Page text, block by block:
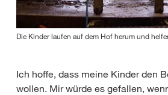
Die Kinder laufen auf dem Hof herum und
Ich hoffe, dass meine Kinder den
wollen. Mir würde es gefallen,